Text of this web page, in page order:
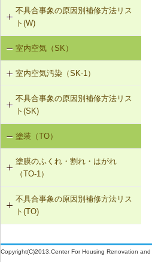
T-1-007 敷居のレベル調整
T-1-008 建具上桟削り調整
T-1-009 建具枠の取替え
W-1-503 棟部下地及びシーリング材
の再施工
W-1-504 下ぶき材（二重張り）と谷
板の再施工
ング再施工
防水紙の再施工／遮音性能のある外
W-1-507 換気フード等のシーリング
W-1-508 排気ダクトの取付け直し
W-1-509 下ぶき材、雨押え包み板の
再施工
W-2-002 給湯配管の取替え、再固定
W-2-003 給水・給湯配管接続部のガ
スケット交換
W-2-004 継手の交換
W-2-005 大便器と排水配管接続部の
取付け直し
W-2-006 給水配管ルートの変更
W-2-007 洗濯機防水パン・トラップ
の取付け直し
W-3-001 防露型の便器・ロータンク
に交換
W-3-002 結露受、結露排水口の追加
W-3-003 熱交換型換気扇の設置
W-3-004 湿度連動型換気扇の設置
露被覆
W-3-102 天井断熱材の不連続部分の
W-3-103 床断熱材のたれ下がり防止
不具合事象の原因別補修方法リス
ト(W)
降雨による漏水（W-1）
設備からの漏水（W-2）
結露（W-3）
室内空気（SK）
室内空気汚染（SK-1）
SK-1-001 給排気口の位置の変更
SK-1-002 ダクトの増設
SK-1-004 通気措置を講じた建具へ
の交換
SK-1-005 通気止め・気密層の設置
SK-1-003 換気ファンの交換
不具合事象の原因別補修方法リス
ト(SK)
室内空気の汚染（SK-1）
塗装（TO）
塗膜のふくれ・割れ・はがれ
（TO-1）
TO-1-001 外壁の塗料の塗替え(コン
クリート系下地)
下地)
不具合事象の原因別補修方法リス
ト(TO)
1）
Copyright(C)2013,Center For Housing Renovation